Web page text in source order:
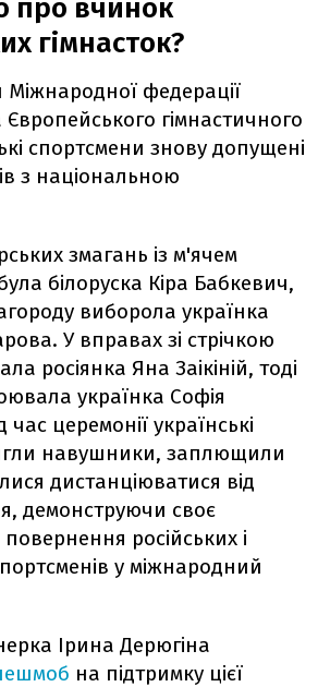
про вчинок
гімнасток?
федерації
Європейського гімнастичного
спортсмени знову допущені
з національною
змагань із м'ячем
білоруска Кіра Бабкевич,
виборола українка
У вправах зі стрічкою
росіянка Яна Заікіній, тоді
українка Софія
час церемонії українські
навушники, заплющили
дистанціюватися від
демонструючи своє
російських і
у міжнародний
Ірина Дерюгіна
на підтримку цієї